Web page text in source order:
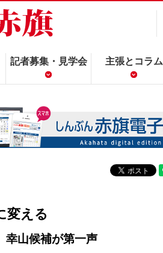
記者募集・見学会 主張とコラム
変える
山候補が第一声